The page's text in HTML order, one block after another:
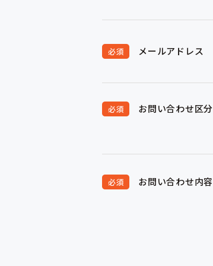
メールアドレス
お問い合わせ区分
お問い合わせ内容